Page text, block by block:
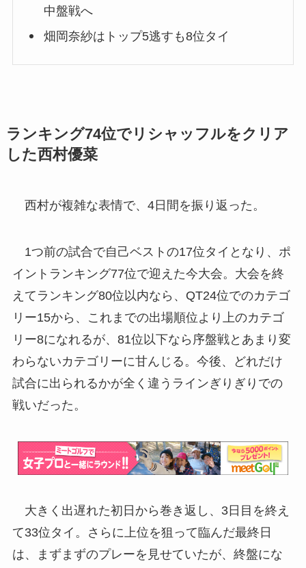
中盤戦へ
畑岡奈紗はトップ5逃すも8位タイ
ランキング74位でリシャッフルをクリア
した西村優菜
西村が複雑な表情で、4日間を振り返った。
1つ前の試合で自己ベストの17位タイとなり、ポ
イントランキング77位で迎えた今大会。大会を終
えてランキング80位以内なら、QT24位でのカテゴ
リー15から、これまでの出場順位より上のカテゴ
リー8になれるが、81位以下なら序盤戦とあまり変
わらないカテゴリーに甘んじる。今後、どれだけ
試合に出られるかが全く違うラインぎりぎりでの
戦いだった。
大きく出遅れた初日から巻き返し、3日目を終え
て33位タイ。さらに上位を狙って臨んだ最終日
は、まずまずのプレーを見せていたが、終盤にな